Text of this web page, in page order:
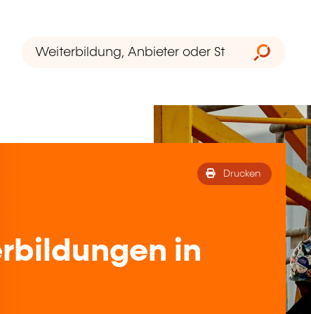
Drucken
in